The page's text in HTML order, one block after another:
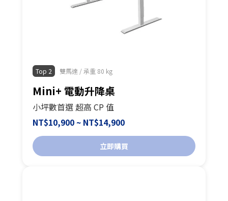
Top 2 雙馬達 / 承重 80 kg
Mini+ 電動升降桌
小坪數首選 超高 CP 值
NT$10,900 ~ NT$14,900
立即購買